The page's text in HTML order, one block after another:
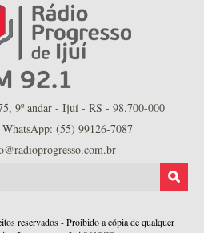
9º andar - Ijuí - RS - 98.700-000
(55) 99126-7087
reservados - Proibido a cópia de qualquer